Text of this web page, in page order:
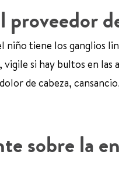
proveedor
tiene los ganglios
si hay bultos en
de cabeza,
sobre la